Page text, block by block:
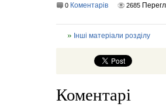
0 Коментарів 2685
Інші матеріали розділу
Коментарі